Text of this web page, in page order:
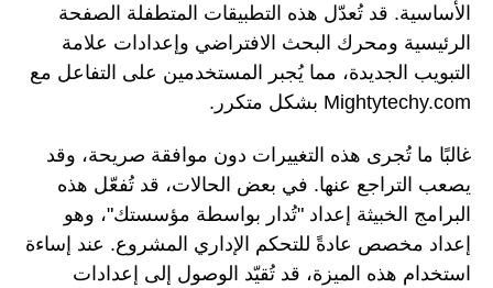
الأساسية. قد تُعدّل هذه التطبيقات المتطفلة الصفحة
الرئيسية ومحرك البحث الافتراضي وإعدادات علامة
التبويب الجديدة، مما يُجبر المستخدمين على التفاعل مع
Mightytechy.com بشكل متكرر.
غالبًا ما تُجرى هذه التغييرات دون موافقة صريحة، وقد
يصعب التراجع عنها. في بعض الحالات، قد تُفعّل هذه
البرامج الخبيثة إعداد "تُدار بواسطة مؤسستك"، وهو
إعداد مخصص عادةً للتحكم الإداري المشروع. عند إساءة
استخدام هذه الميزة، قد تُقيّد الوصول إلى إعدادات